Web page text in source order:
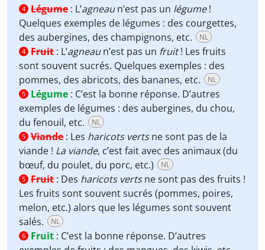
4 Légume : L’agneaun’est pas un légume!
Quelques exemples de légumes : des courgettes,
des aubergines, des champignons, etc.
NL
4 Fruit : L’agneaun’est pas un fruit! Les fruits
sont souvent sucrés. Quelques exemples : des
pommes, des abricots, des bananes, etc.
NL
5 Légume : C’est la bonne réponse. D’autres
exemples de légumes : des aubergines, du chou,
du fenouil, etc.
NL
5 Viande : Les haricots vertsne sont pas de la
viande ! La viande, c’est fait avec des animaux (du
bœuf, du poulet, du porc, etc.)
NL
5 Fruit : Des haricots vertsne sont pas des fruits !
Les fruits sont souvent sucrés (pommes, poires,
melon, etc.) alors que les légumes sont souvent
salés.
NL
6 Fruit : C’est la bonne réponse. D’autres